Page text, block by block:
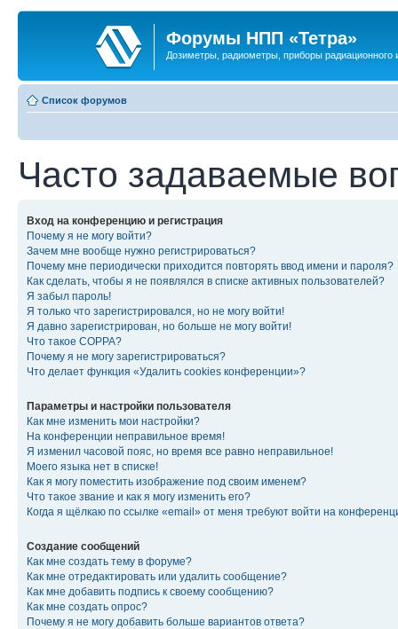
Форумы НПП «Тетра»
Дозиметры, радиометры, приборы радиационного
Список форумов
Часто задаваемые
Вход на конференцию и регистрация
Почему я не могу войти?
Зачем мне вообще нужно регистрироваться?
Почему мне периодически приходится повторять ввод имени и пароля?
Как сделать, чтобы я не появлялся в списке активных пользователей?
Я забыл пароль!
Я только что зарегистрировался, но не могу войти!
Я давно зарегистрирован, но больше не могу войти!
Что такое COPPA?
Почему я не могу зарегистрироваться?
Что делает функция «Удалить cookies конференции»?
Параметры и настройки пользователя
Как мне изменить мои настройки?
На конференции неправильное время!
Я изменил часовой пояс, но время все равно неправильное!
Моего языка нет в списке!
Как я могу поместить изображение под своим именем?
Что такое звание и как я могу изменить его?
Когда я щёлкаю по ссылке «email» от меня требуют войти на
Создание сообщений
Как мне создать тему в форуме?
Как мне отредактировать или удалить сообщение?
Как мне добавить подпись к своему сообщению?
Как мне создать опрос?
Почему я не могу добавить больше вариантов ответа?